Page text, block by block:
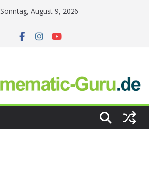
Sonntag, August 9, 2026